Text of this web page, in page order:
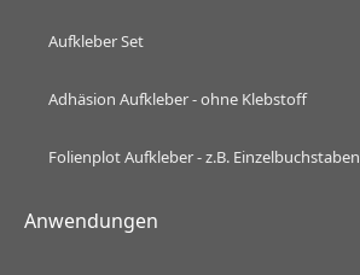
Aufkleber Set
Adhäsion Aufkleber - ohne Klebstoff
Folienplot Aufkleber - z.B. Einzelbuchstaben
Anwendungen